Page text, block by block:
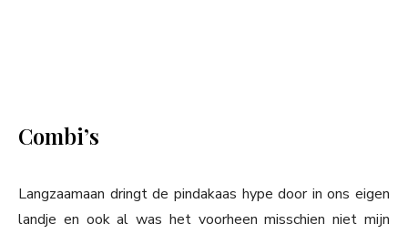
Combi’s
Langzaamaan dringt de pindakaas hype door in ons eigen
landje en ook al was het voorheen misschien niet mijn